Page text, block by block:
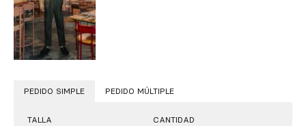
PEDIDO SIMPLE PEDIDO MÚLTIPLE
TALLA CANTIDAD